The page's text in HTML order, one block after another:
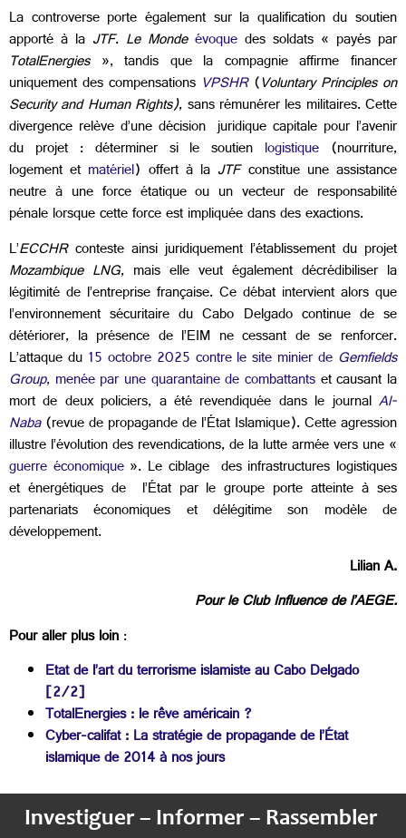
La controverse porte également sur la qualification du soutien
apporté à la JTF. Le Monde évoque des soldats « payés par
TotalEnergies », tandis que la compagnie affirme financer
uniquement des compensations VPSHR (Voluntary Principles on
Security and Human Rights), sans rémunérer les militaires. Cette
divergence relève d’une décision juridique capitale pour l’avenir
du projet : déterminer si le soutien logistique (nourriture,
logement et matériel) offert à la JTF constitue une assistance
neutre à une force étatique ou un vecteur de responsabilité
pénale lorsque cette force est impliquée dans des exactions.
L’ECCHRconteste ainsi juridiquement l’établissement du projet
Mozambique LNG, mais elle veut également décrédibiliser la
légitimité de l’entreprise française. Ce débat intervient alors que
l’environnement sécuritaire du Cabo Delgado continue de se
détériorer, la présence de l’EIM ne cessant de se renforcer.
L’attaque du 15 octobre 2025 contre le site minier de Gemfields
Group, menée par une quarantaine de combattantset causant la
mort de deux policiers, a été revendiquée dans le journal Al-
Naba(revue de propagande de l’État Islamique). Cette agression
illustre l’évolution des revendications, de la lutte armée vers une «
guerre économique». Le ciblage des infrastructures logistiques
et énergétiques de l’État par le groupe porte atteinte à ses
partenariats économiques et délégitime son modèle de
développement.
Lilian A.
Pour le Club Influence de l’AEGE.
Pour aller plus loin:
Etat de l’art du terrorisme islamiste au Cabo Delgado
[2/2]
TotalEnergies : le rêve américain ?
Cyber-califat : La stratégie de propagande de l’État
islamique de 2014 à nos jours
Investiguer – Informer – Rassembler